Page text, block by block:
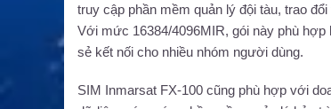
truy cập phần mềm quản lý đội tàu, trao
Với mức 16384/4096MIR, gói này phù
sẻ kết nối cho nhiều nhóm người dùng.
SIM Inmarsat FX-100 cũng phù hợp với